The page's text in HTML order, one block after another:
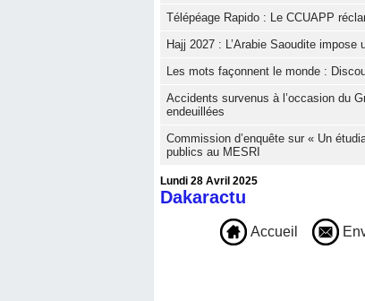
Télépéage Rapido : Le CCUAPP
Hajj 2027 : L’Arabie Saoudite
Les mots façonnent le monde :
Accidents survenus à l’occasion du
endeuillées
Commission d’enquête sur « Un
publics au MESRI
Lundi 28 Avril 2025
Dakaractu
Accueil